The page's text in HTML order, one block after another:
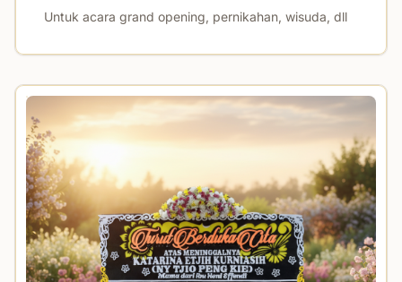
Untuk acara grand opening, pernikahan, wisuda, dll